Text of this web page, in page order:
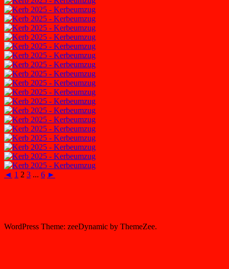
◄ 1 2 3 ... 6 ►
WordPress Theme: zeeDynamic by ThemeZee.